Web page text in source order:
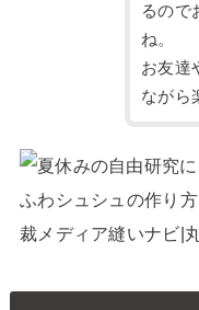
るので
ね。
お友達
ながら